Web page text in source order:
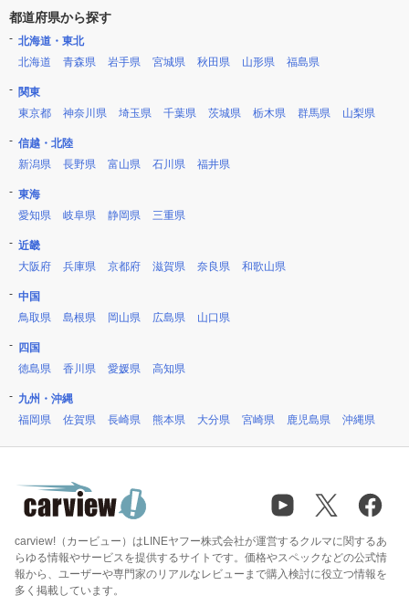
都道府県から探す
北海道・東北
北海道
青森県 岩手県 宮城県 秋田県 山形県 福島県
関東
東京都
神奈川県 埼玉県 千葉県 茨城県 栃木県 群馬県 山梨県
信越・北陸
新潟県
長野県 富山県 石川県 福井県
東海
愛知県
岐阜県 静岡県 三重県
近畿
大阪府
兵庫県 京都府 滋賀県 奈良県 和歌山県
中国
鳥取県
島根県 岡山県 広島県 山口県
四国
徳島県
香川県 愛媛県 高知県
九州・沖縄
福岡県
佐賀県 長崎県 熊本県 大分県 宮崎県 鹿児島県 沖縄県
carview!（カービュー）はLINEヤフー株式会社が運営するクルマに関するあ
らゆる情報やサービスを提供するサイトです。価格やスペックなどの公式情
報から、ユーザーや専門家のリアルなレビューまで購入検討に役立つ情報を
多く掲載しています。